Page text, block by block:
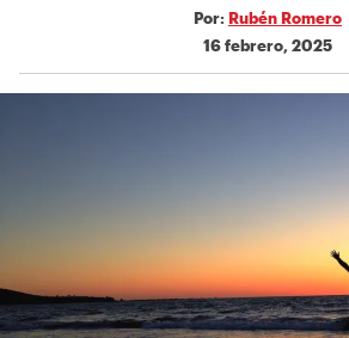
Por: Rubén Romero
16 febrero, 2025